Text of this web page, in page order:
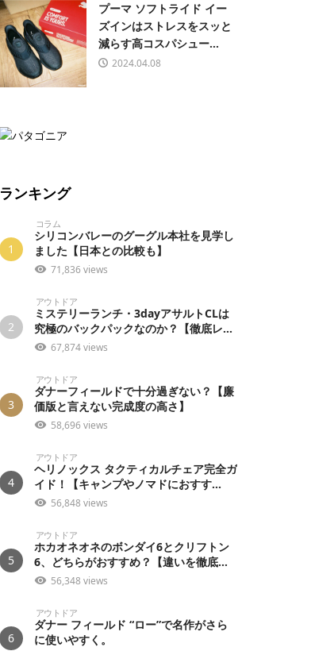
プーマ ソフトライド イー
ズインはストレスをスッと
減らす高コスパシュー...
2024.04.08
ランキング
1
コラム
シリコンバレーのグーグル本社を見学し
ました【日本との比較も】
71,836 views
2
アウトドア
ミステリーランチ・3dayアサルトCLは
究極のバックパックなのか？【徹底レ...
67,874 views
3
アウトドア
ダナーフィールドで十分過ぎない？【廉
価版と言えない完成度の高さ】
58,696 views
4
アウトドア
ヘリノックス タクティカルチェア完全ガ
イド！【キャンプやノマドにおすす...
56,848 views
5
アウトドア
ホカオネオネのボンダイ6とクリフトン
6、どちらがおすすめ？【違いを徹底...
56,348 views
6
アウトドア
ダナー フィールド “ロー”で名作がさら
に使いやすく。